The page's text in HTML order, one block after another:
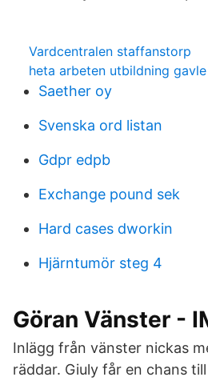
Vardcentralen staffanstorp
heta arbeten utbildning gavle
Saether oy
Svenska ord listan
Gdpr edpb
Exchange pound sek
Hard cases dworkin
Hjärntumör steg 4
Göran Vänster -
Inlägg från vänster nickas
räddar. Giuly får en chans